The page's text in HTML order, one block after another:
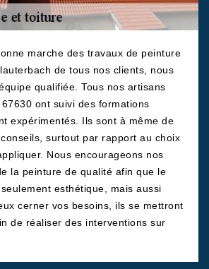
marche des travaux de peinture
de tous nos clients, nous
qualifiée. Tous nos artisans
ont suivi des formations
expérimentés. Ils sont à même de
surtout par rapport au choix
Nous encourageons nos
la peinture de qualité afin que le
esthétique, mais aussi
cerner vos besoins, ils se mettront
de réaliser des interventions sur